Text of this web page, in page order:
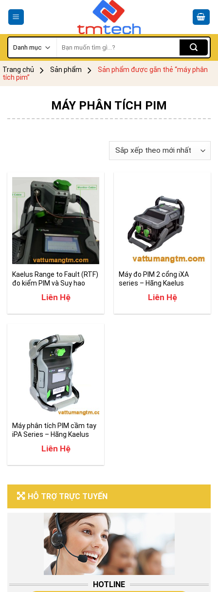
kiếm:
Trang chủ Sản phẩm
Sản phẩm được gắn thẻ “máy phân
tích pim”
HỖ TRỢ TRỰC TUYẾN
HOTLINE
MÁY PHÂN TÍCH PIM
Kaelus Range to Fault (RTF)
đo kiểm PIM và Suy hao
Liên Hệ
Máy đo PIM 2 cổng iXA
series – Hãng Kaelus
Liên Hệ
Máy phân tích PIM cầm tay
iPA Series – Hãng Kaelus
Liên Hệ